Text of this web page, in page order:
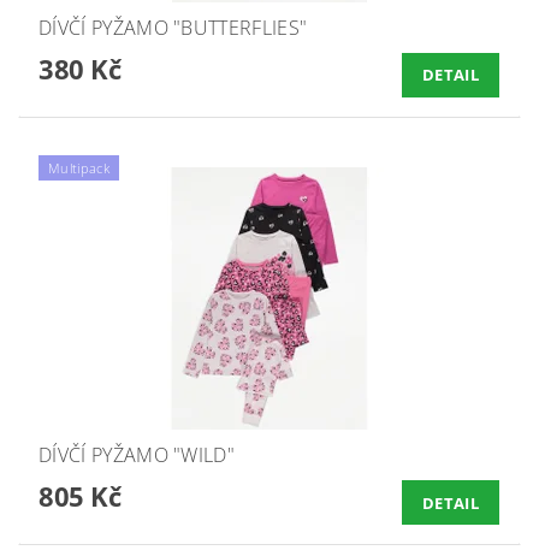
DÍVČÍ PYŽAMO "BUTTERFLIES"
380 Kč DETAIL
Multipack
DÍVČÍ PYŽAMO "WILD"
805 Kč DETAIL